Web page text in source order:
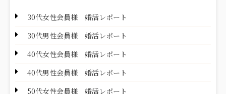
30代女性会員様 婚活レポート
30代男性会員様 婚活レポート
40代女性会員様 婚活レポート
40代男性会員様 婚活レポート
50代女性会員様 婚活レポート